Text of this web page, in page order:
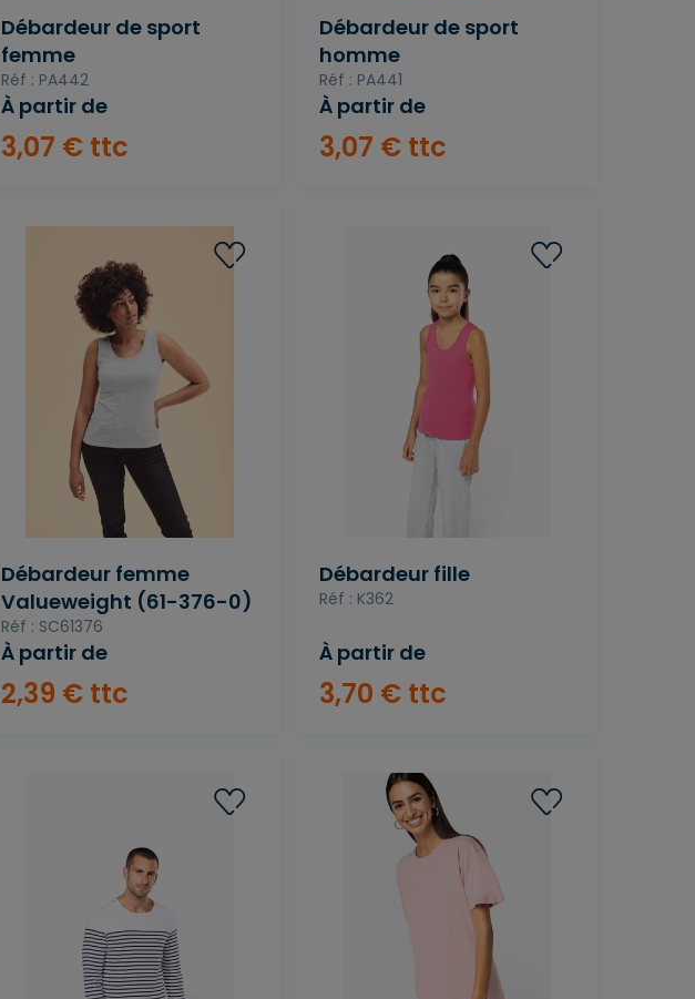
Débardeur de sport
femme
Réf : PA442
À partir de
3,07 € ttc
Débardeur de sport
homme
Réf : PA441
À partir de
3,07 € ttc
Débardeur femme
Valueweight (61-376-0)
Réf : SC61376
À partir de
2,39 € ttc
Débardeur fille
Réf : K362
À partir de
3,70 € ttc